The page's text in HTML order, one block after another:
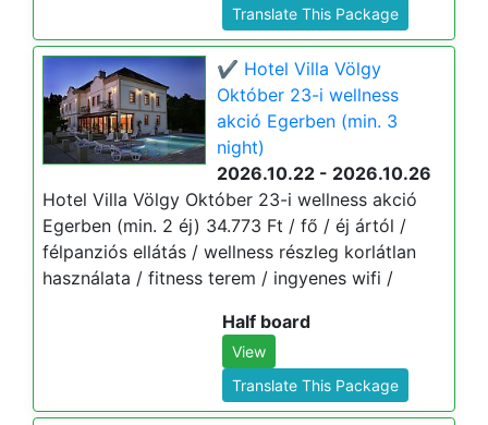
Translate This Package
✔️ Hotel Villa Völgy
Október 23-i wellness
akció Egerben (min. 3
night)
2026.10.22 - 2026.10.26
Hotel Villa Völgy Október 23-i wellness akció
Egerben (min. 2 éj) 34.773 Ft / fő / éj ártól /
félpanziós ellátás / wellness részleg korlátlan
használata / fitness terem / ingyenes wifi /
Half board
View
Translate This Package